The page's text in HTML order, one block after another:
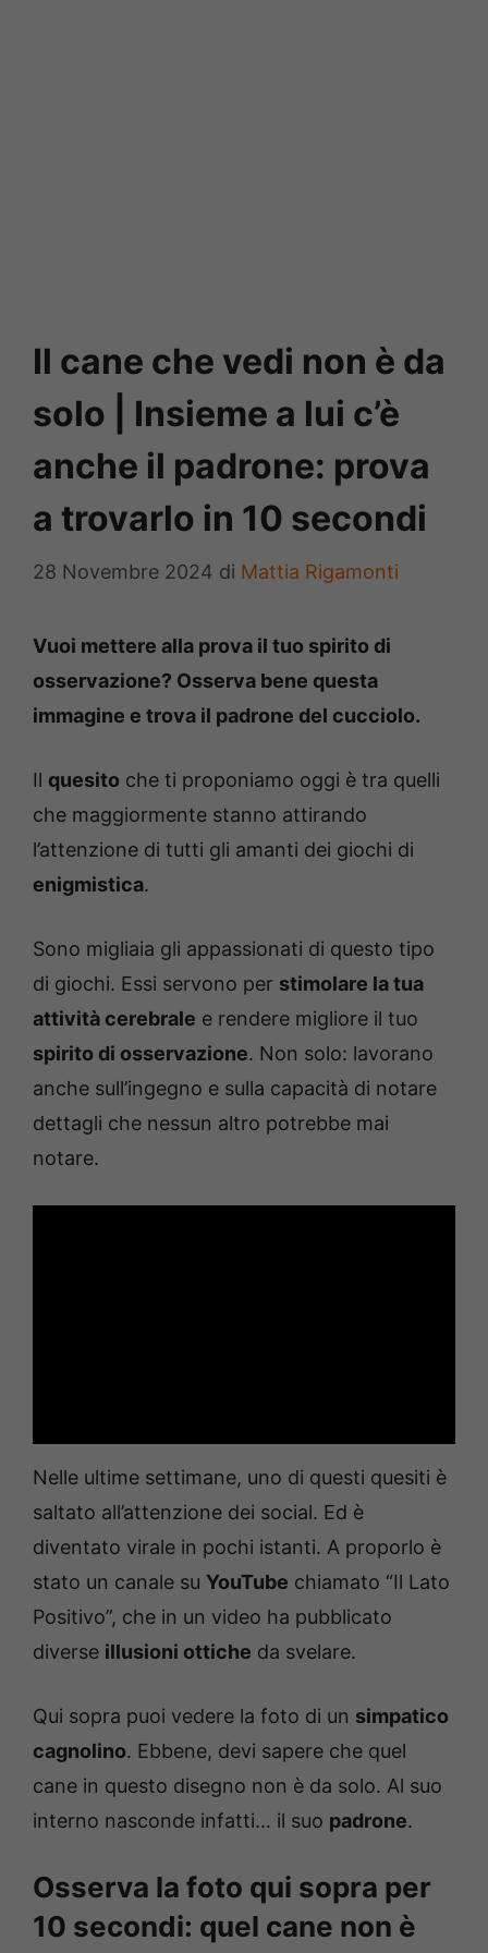
Il cane che vedi non è da
solo | Insieme a lui c’è
anche il padrone: prova
a trovarlo in 10 secondi
28 Novembre 2024 di Mattia Rigamonti
Vuoi mettere alla prova il tuo spirito di
osservazione? Osserva bene questa
immagine e trova il padrone del cucciolo.
Il quesito che ti proponiamo oggi è tra quelli
che maggiormente stanno attirando
l’attenzione di tutti gli amanti dei giochi di
enigmistica.
Sono migliaia gli appassionati di questo tipo
di giochi. Essi servono per stimolare la tua
attività cerebrale e rendere migliore il tuo
spirito di osservazione. Non solo: lavorano
anche sull’ingegno e sulla capacità di notare
dettagli che nessun altro potrebbe mai
notare.
Nelle ultime settimane, uno di questi quesiti è
saltato all’attenzione dei social. Ed è
diventato virale in pochi istanti. A proporlo è
stato un canale su YouTube chiamato “Il Lato
Positivo”, che in un video ha pubblicato
diverse illusioni ottiche da svelare.
Qui sopra puoi vedere la foto di un simpatico
cagnolino. Ebbene, devi sapere che quel
cane in questo disegno non è da solo. Al suo
interno nasconde infatti… il suo padrone.
Osserva la foto qui sopra per
10 secondi: quel cane non è